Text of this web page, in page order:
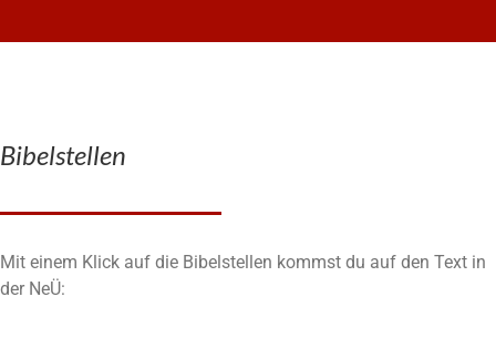
Bibelstellen
Mit einem Klick auf die Bibelstellen kommst du auf den Text in
der NeÜ: